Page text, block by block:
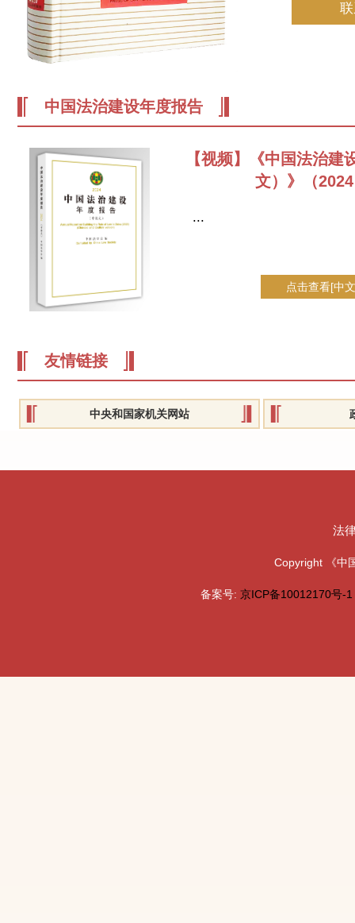
中国法治建设年度报告
【视频】《中国法治建
文）》（
...
点击查看[中
友情链接
中央和国家机关网站
法
Copyright 《中
备案号: 京ICP备10012170号-1